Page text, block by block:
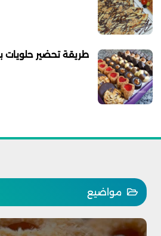
طريقة تحضير حلويات
مواضيع